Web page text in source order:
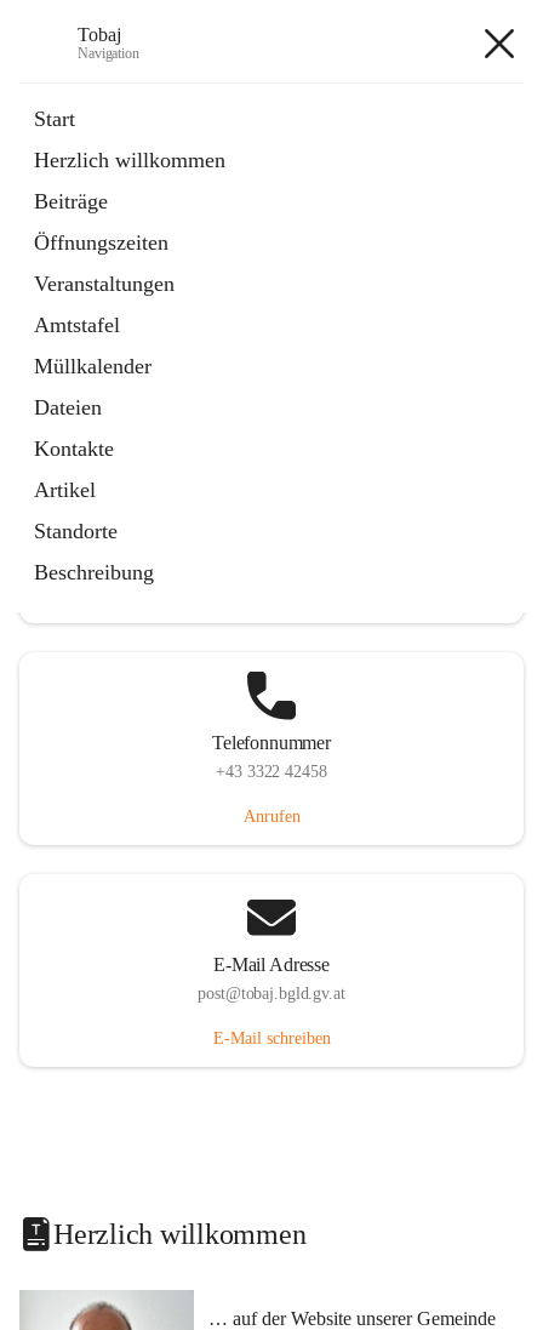
Tobaj
Navigation
Start
Herzlich willkommen
Beiträge
Öffnungszeiten
Veranstaltungen
Amtstafel
Müllkalender
Dateien
Kontakte
Artikel
Standorte
Beschreibung
Externe Webseite
in
Tab
Formulare
2 Schnellzugriffe
Telefonnummer
+43 3322 42458
Anrufen
E-Mail Adresse
post@tobaj.bgld.gv.at
E-Mail schreiben
Herzlich willkommen
… auf der Website unserer Gemeinde